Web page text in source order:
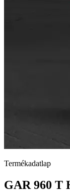
Termékadatlap
GAR 960 T